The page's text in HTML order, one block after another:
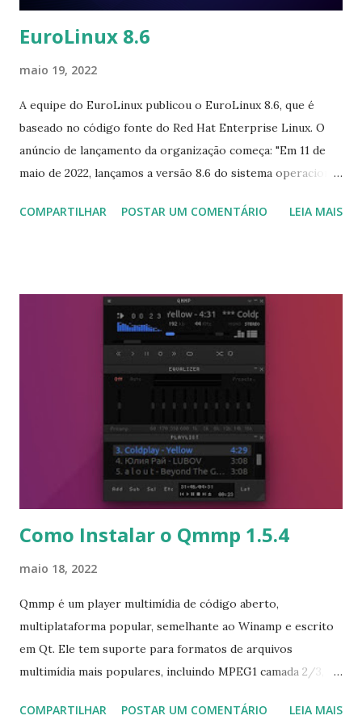
EuroLinux 8.6
maio 19, 2022
A equipe do EuroLinux publicou o EuroLinux 8.6, que é
baseado no código fonte do Red Hat Enterprise Linux. O
anúncio de lançamento da organização começa: "Em 11 de
maio de 2022, lançamos a versão 8.6 do sistema operacional
recente. Com esta versão, focamos no suporte a
PHP e Perl foram adicionadas. O sistema também foi
aprimorado por uma versão segura do log4j. Coleções
populares de compiladores C/C++, Go e Rust foram
atualizadas. -time Linux kernel test suite - rteval - recebeu
microssegundos. Os nomes das opções nos binários do
Samba foram padronizados para fornecer uma interface de
usuário mais consistente. As mudanças também satisfarão
as pessoas que trabalham com aprendizado profundo e
redes neurais profundas - ...
COMPARTILHAR POSTAR UM COMENTÁRIO LEIA MAIS
Como Instalar o Qmmp 1.5.4
maio 18, 2022
Qmmp é um player multimídia de código aberto,
multiplataforma popular, semelhante ao Winamp e escrito
em Qt. Ele tem suporte para formatos de arquivos
multimídia mais populares, incluindo MPEG1 camada 2/3,
Musepack, WavePack, WMA, Midi. A última versão
COMPARTILHAR POSTAR UM COMENTÁRIO LEIA MAIS